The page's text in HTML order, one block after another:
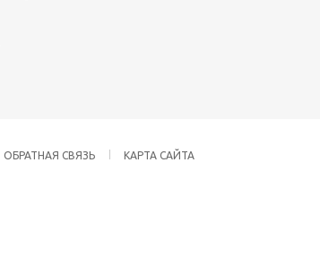
ОБРАТНАЯ СВЯЗЬ КАРТА САЙТА